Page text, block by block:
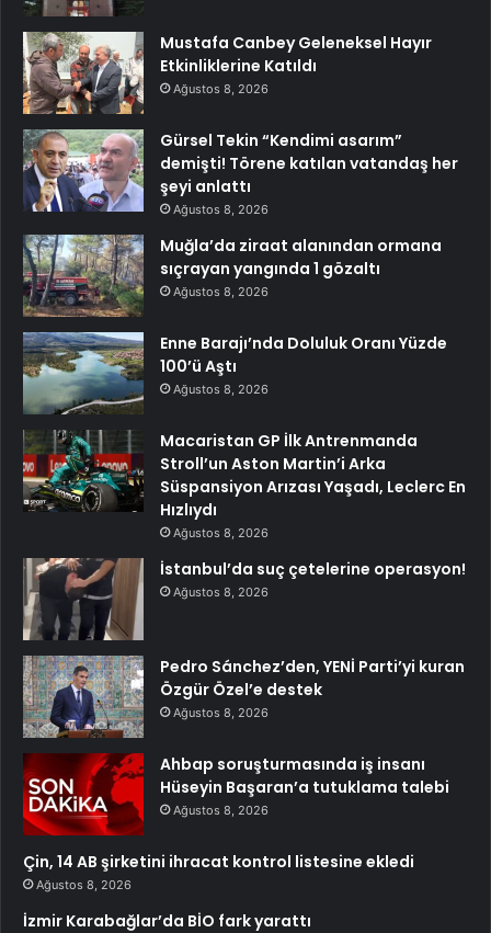
Mustafa Canbey Geleneksel Hayır
Etkinliklerine Katıldı
Ağustos 8, 2026
Gürsel Tekin “Kendimi asarım”
demişti! Törene katılan vatandaş her
şeyi anlattı
Ağustos 8, 2026
Muğla’da ziraat alanından ormana
sıçrayan yangında 1 gözaltı
Ağustos 8, 2026
Enne Barajı’nda Doluluk Oranı Yüzde
100’ü Aştı
Ağustos 8, 2026
Macaristan GP İlk Antrenmanda
Stroll’un Aston Martin’i Arka
Süspansiyon Arızası Yaşadı, Leclerc En
Hızlıydı
Ağustos 8, 2026
İstanbul’da suç çetelerine operasyon!
Ağustos 8, 2026
Pedro Sánchez’den, YENİ Parti’yi kuran
Özgür Özel’e destek
Ağustos 8, 2026
Ahbap soruşturmasında iş insanı
Hüseyin Başaran’a tutuklama talebi
Ağustos 8, 2026
Çin, 14 AB şirketini ihracat kontrol listesine ekledi
Ağustos 8, 2026
İzmir Karabağlar’da BİO fark yarattı